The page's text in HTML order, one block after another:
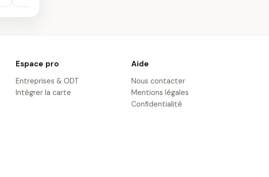
Espace pro
Entreprises & ODT
Intégrer la carte
Aide
Nous contacter
Mentions légales
Confidentialité